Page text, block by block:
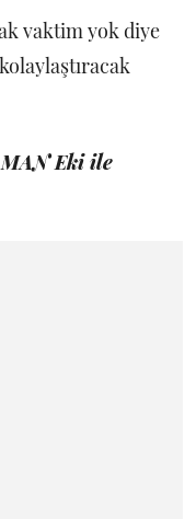
vaktim yok diye
MAN Eki ile